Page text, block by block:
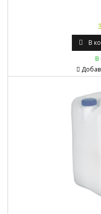
В